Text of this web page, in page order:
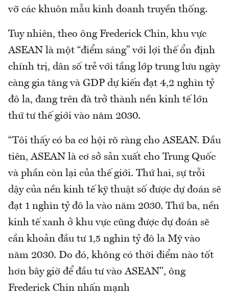
vỡ các khuôn mẫu kinh doanh truyền thống.
Tuy nhiên, theo ông Frederick Chin, khu vực
ASEAN là một “điểm sáng” với lợi thế ổn định
chính trị, dân số trẻ với tầng lớp trung lưu ngày
càng gia tăng và GDP dự kiến ​​đạt 4,2 nghìn tỷ
đô la, đang trên đà trở thành nền kinh tế lớn
thứ tư thế giới vào năm 2030.
“Tôi thấy có ba cơ hội rõ ràng cho ASEAN. Đầu
tiên, ASEAN là cơ sở sản xuất cho Trung Quốc
và phần còn lại của thế giới. Thứ hai, sự trỗi
dậy của nền kinh tế kỹ thuật số được dự đoán sẽ
đạt 1 nghìn tỷ đô la vào năm 2030. Thứ ba, nền
kinh tế xanh ở khu vực cũng được dự đoán sẽ
cần khoản đầu tư 1,5 nghìn tỷ đô la Mỹ vào
năm 2030. Do đó, không có thời điểm nào tốt
hơn bây giờ để đầu tư vào ASEAN", ông
Frederick Chin nhấn mạnh